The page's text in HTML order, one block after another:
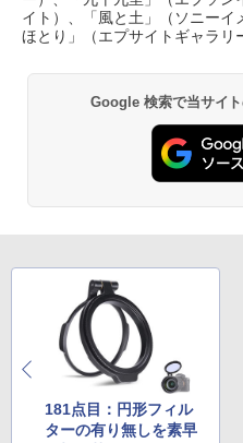
イト）、「風と土」（ソニー
ほとり」（エプサイトギャラリ
Google 検索で当サイ
181点目：円形フィル
ターの有り無しを素早